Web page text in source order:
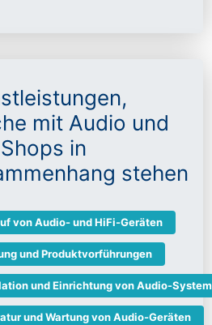
mit Audio und
in
stehen
von Audio- und HiFi-Geräten
und Produktvorführungen
und Einrichtung von Audio-
und Wartung von Audio-Geräten